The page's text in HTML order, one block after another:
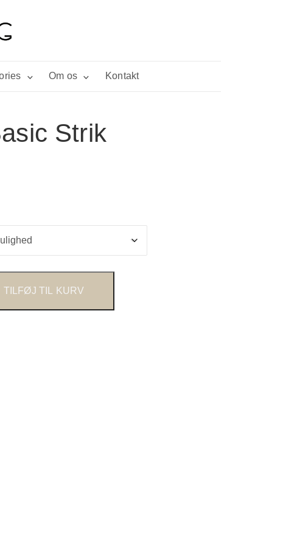
Om os Kontakt
Strik
TILFØJ TIL KURV